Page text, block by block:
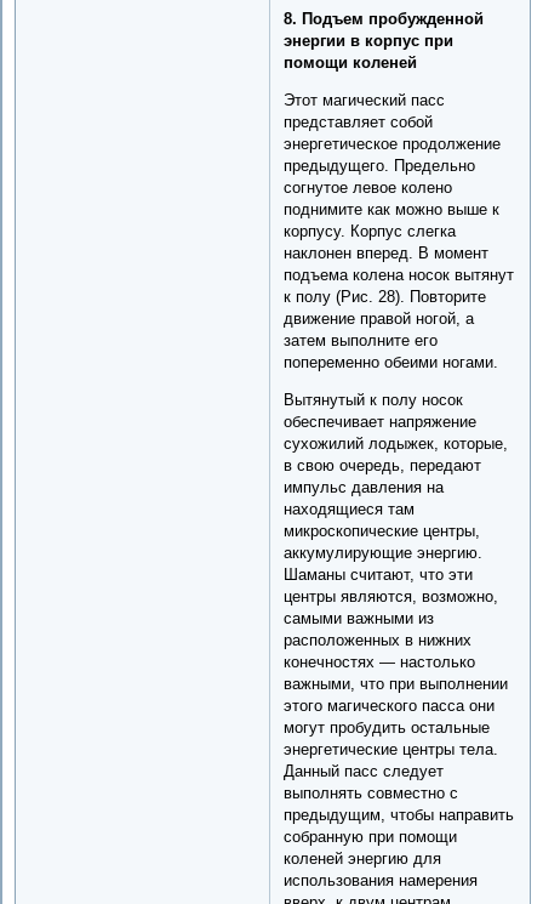
8. Подъем пробужденной
энергии в корпус при
помощи коленей
Этот магический пасс
представляет собой
энергетическое продолжение
предыдущего. Предельно
согнутое левое колено
поднимите как можно выше к
корпусу. Корпус слегка
наклонен вперед. В момент
подъема колена носок вытянут
к полу (Рис. 28). Повторите
движение правой ногой, а
затем выполните его
попеременно обеими ногами.
Вытянутый к полу носок
обеспечивает напряжение
сухожилий лодыжек, которые,
в свою очередь, передают
импульс давления на
находящиеся там
микроскопические центры,
аккумулирующие энергию.
Шаманы считают, что эти
центры являются, возможно,
самыми важными из
расположенных в нижних
конечностях — настолько
важными, что при выполнении
этого магического пасса они
могут пробудить остальные
энергетические центры тела.
Данный пасс следует
выполнять совместно с
предыдущим, чтобы направить
собранную при помощи
коленей энергию для
использования намерения